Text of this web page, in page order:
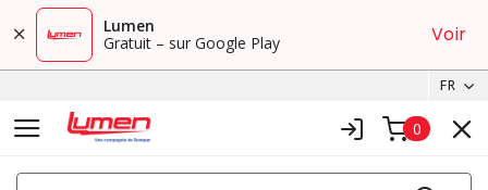
Lumen
Gratuit – sur Google Play
Voir
FR
0
PRODUITS